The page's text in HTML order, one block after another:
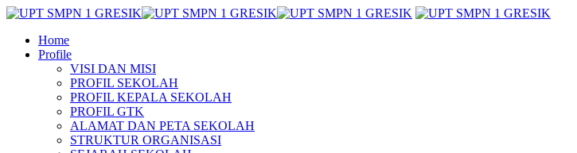
Home
Profile
VISI DAN MISI
PROFIL SEKOLAH
PROFIL KEPALA SEKOLAH
PROFIL GTK
ALAMAT DAN PETA SEKOLAH
STRUKTUR ORGANISASI